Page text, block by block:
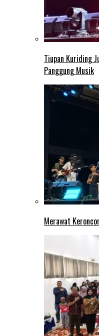
Tiupan Kuriding
Panggung Musik
Merawat